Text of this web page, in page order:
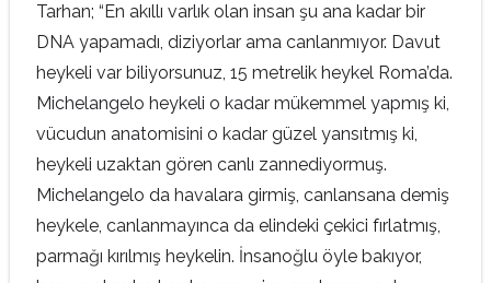
Tarhan; “En akıllı varlık olan insan şu ana kadar bir
DNA yapamadı, diziyorlar ama canlanmıyor. Davut
heykeli var biliyorsunuz, 15 metrelik heykel Roma’da.
Michelangelo heykeli o kadar mükemmel yapmış ki,
vücudun anatomisini o kadar güzel yansıtmış ki,
heykeli uzaktan gören canlı zannediyormuş.
Michelangelo da havalara girmiş, canlansana demiş
heykele, canlanmayınca da elindeki çekici fırlatmış,
parmağı kırılmış heykelin. İnsanoğlu öyle bakıyor,